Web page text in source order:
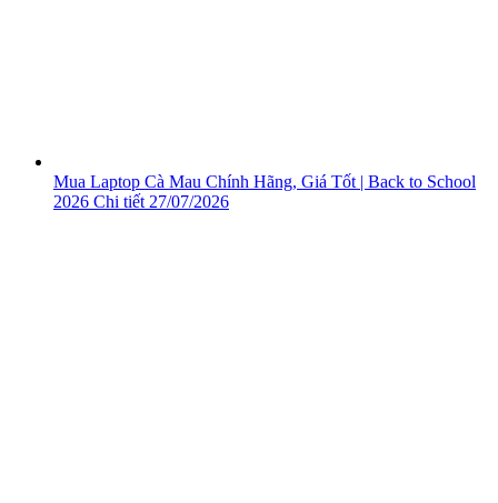
Mua Laptop Cà Mau Chính Hãng, Giá Tốt | Back to School
2026 Chi tiết 27/07/2026